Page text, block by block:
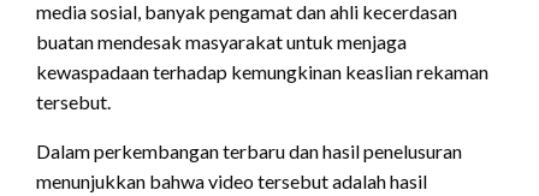
media sosial, banyak pengamat dan ahli kecerdasan
buatan mendesak masyarakat untuk menjaga
kewaspadaan terhadap kemungkinan keaslian rekaman
tersebut.
Dalam perkembangan terbaru dan hasil penelusuran
menunjukkan bahwa video tersebut adalah hasil